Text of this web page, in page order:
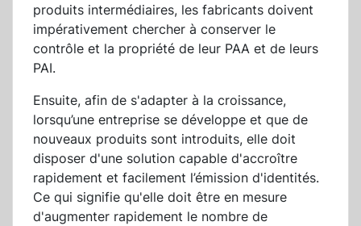
produits intermédiaires, les fabricants doivent
impérativement chercher à conserver le
contrôle et la propriété de leur PAA et de leurs
PAI.
Ensuite, afin de s'adapter à la croissance,
lorsqu’une entreprise se développe et que de
nouveaux produits sont introduits, elle doit
disposer d'une solution capable d'accroître
rapidement et facilement l’émission d'identités.
Ce qui signifie qu'elle doit être en mesure
d'augmenter rapidement le nombre de